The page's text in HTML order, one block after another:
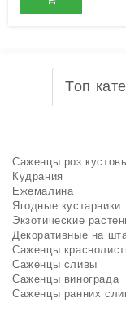
Топ
Саженцы роз
Кудрания
Ежемалина
Ягодные кустарники
Экзотические
Декоративные на
Саженцы
Саженцы сливы
Саженцы винограда
Саженцы ранних